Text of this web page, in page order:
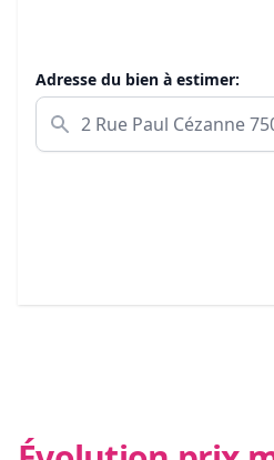
Adresse du bien à estimer: